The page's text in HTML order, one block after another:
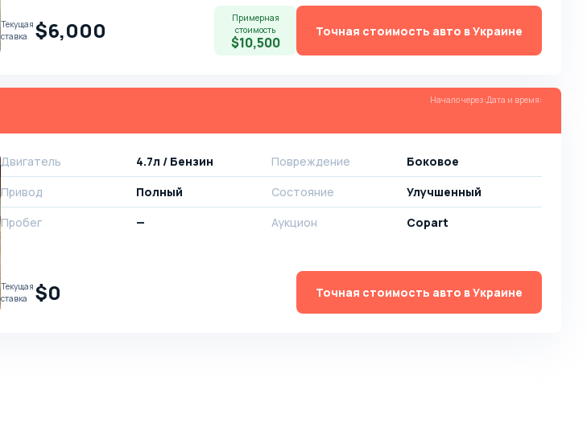
Текущая
ставка
$6,000
Примерная
стоимость
$10,500
Точная стоимость авто в Украине
Начало через:Дата и время:
Двигатель
4.7л / Бензин
Привод
Полный
Пробег
—
Повреждение
Боковое
Состояние
Улучшенный
Аукцион
Copart
Текущая
ставка
$0 Точная стоимость авто в Украине